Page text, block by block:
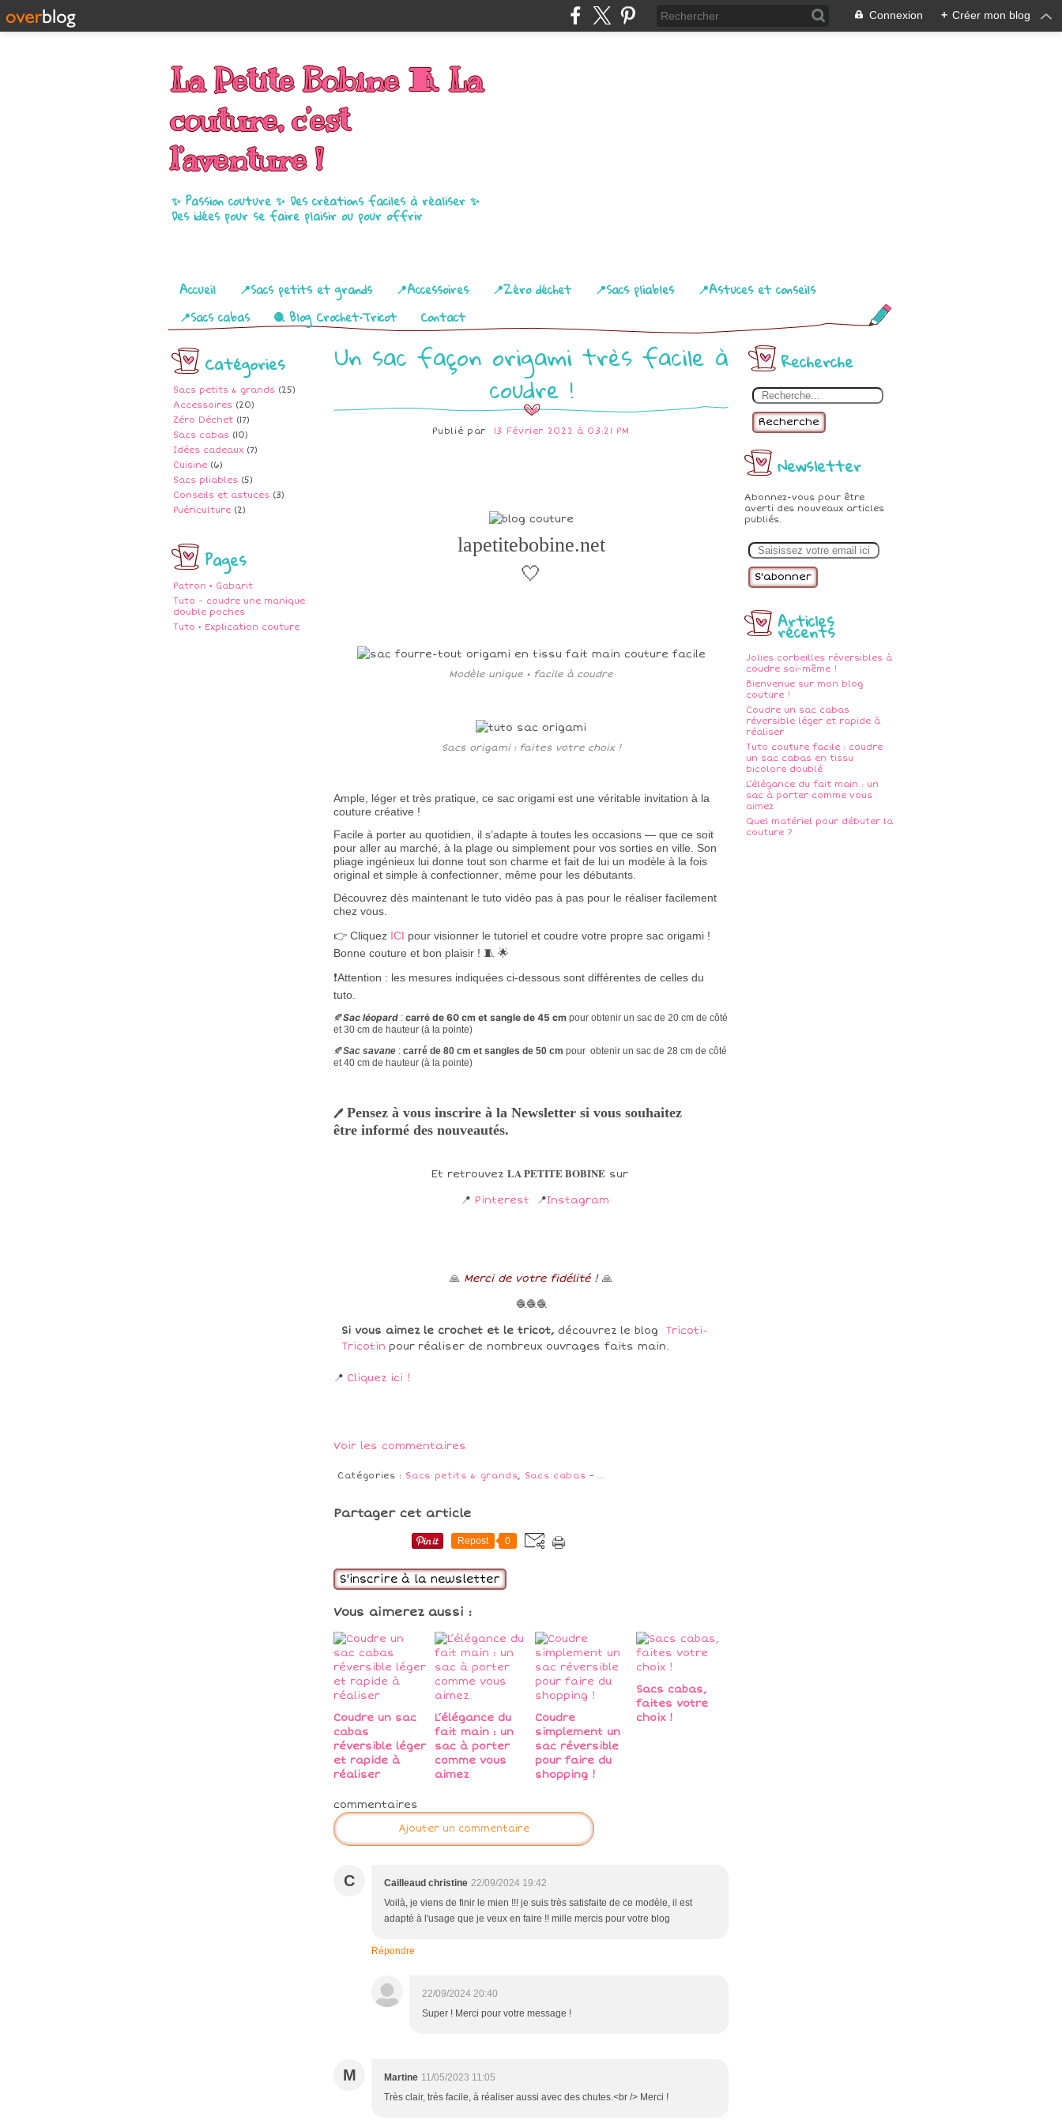
Connexion + Créer mon blog
La Petite Bobine 🧵 La
couture, c’est
l’aventure !
✨ Passion couture ✨ Des créations faciles à réaliser ✨
Des idées pour se faire plaisir ou pour offrir
Pages
Accueil 📍Sacs petits et grands 📍Accessoires 📍Zéro déchet 📍Sacs pliables
📍Astuces et conseils
📍Sacs cabas
🧶 Blog Crochet•Tricot Contact
Catégories
Sacs petits & grands (25)
Accessoires (20)
Zéro Déchet (17)
Sacs cabas (10)
Idées cadeaux (7)
Cuisine (6)
Sacs pliables (5)
Conseils et astuces (3)
Puériculture (2)
Pages
Patron • Gabarit
Tuto - coudre une manique
double poches
Tuto • Explication couture
Recherche
Recherche
Newsletter
Abonnez-vous pour être
averti des nouveaux articles
publiés.
m
Articles
récents
Jolies corbeilles réversibles à
coudre soi-même !
Bienvenue sur mon blog
couture !
Coudre un sac cabas
réversible léger et rapide à
réaliser
Tuto couture facile : coudre
un sac cabas en tissu
bicolore doublé
L’élégance du fait main : un
sac à porter comme vous
aimez
Quel matériel pour débuter la
couture ?
Un sac façon origami très facile à
coudre !
Publié par 13 Février 2022 à 03:21 PM
lapetitebobine.net
🤍
Modèle unique • facile à coudre
Sacs origami : faites votre choix !
Ample, léger et très pratique, ce sac origami est une véritable invitation à la
couture créative !
Facile à porter au quotidien, il s’adapte à toutes les occasions — que ce soit
pour aller au marché, à la plage ou simplement pour vos sorties en ville. Son
pliage ingénieux lui donne tout son charme et fait de lui un modèle à la fois
original et simple à confectionner, même pour les débutants.
Découvrez dès maintenant le tuto vidéo pas à pas pour le réaliser facilement
chez vous.
👉 Cliquez ICI pour visionner le tutoriel et coudre votre propre sac origami !
Bonne couture et bon plaisir ! 🧵 🌟
❗️Attention : les mesures indiquées ci-dessous sont différentes de celles du
tuto.
🍂Sac léopard : carré de 60 cm et sangle de 45 cm pour obtenir un sac de 20 cm de côté
et 30 cm de hauteur (à la pointe)
🍂Sac savane : carré de 80 cm et sangles de 50 cm pour obtenir un sac de 28 cm de côté
et 40 cm de hauteur (à la pointe)
🖊Pensez à vous inscrire à la Newsletter si vous souhaitez
être informé des nouveautés.
Et retrouvez LA PETITE BOBINE sur
📍 Pinterest 📍Instagram
🙏 Merci de votre fidélité !🙏
🧶🧶🧶
Si vous aimez le crochet et le tricot, découvrez le blog Tricoti-
Tricotin pour réaliser de nombreux ouvrages faits main.
📍 Cliquez ici !
Voir les commentaires
Catégories : Sacs petits & grands, Sacs cabas - …
Partager cet article
Repost 0
S'inscrire à la newsletter
Vous aimerez aussi :
Coudre un sac
cabas
réversible léger
et rapide à
réaliser
L’élégance du
fait main : un
sac à porter
comme vous
aimez
Coudre
simplement un
sac réversible
pour faire du
shopping !
Sacs cabas,
faites votre
choix !
commentaires
Ajouter un commentaire
C Cailleaud christine 22/09/2024 19:42
Voilà, je viens de finir le mien !!! je suis très satisfaite de ce modèle, il est
adapté à l'usage que je veux en faire !! mille mercis pour votre blog
Répondre
22/09/2024 20:40
Super ! Merci pour votre message !
M Martine 11/05/2023 11:05
Très clair, très facile, à réaliser aussi avec des chutes.<br /> Merci !